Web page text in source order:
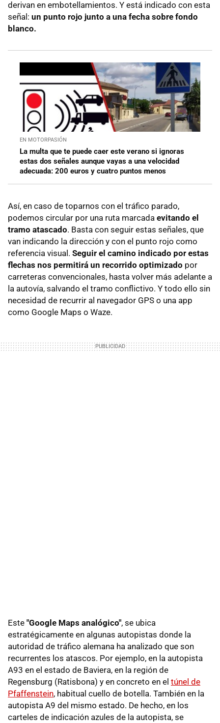
derivan en embotellamientos. Y está indicado con esta
señal: un punto rojo junto a una fecha sobre fondo
blanco.
EN MOTORPASIÓN
La multa que te puede caer este verano si ignoras
estas dos señales aunque vayas a una velocidad
adecuada: 200 euros y cuatro puntos menos
Así, en caso de toparnos con el tráfico parado,
podemos circular por una ruta marcada evitando el
tramo atascado. Basta con seguir estas señales, que
van indicando la dirección y con el punto rojo como
referencia visual. Seguir el camino indicado por estas
flechas nos permitirá un recorrido optimizado por
carreteras convencionales, hasta volver más adelante a
la autovía, salvando el tramo conflictivo. Y todo ello sin
necesidad de recurrir al navegador GPS o una app
como Google Maps o Waze.
Este "Google Maps analógico", se ubica
estratégicamente en algunas autopistas donde la
autoridad de tráfico alemana ha analizado que son
recurrentes los atascos. Por ejemplo, en la autopista
A93 en el estado de Baviera, en la región de
Regensburg (Ratisbona) y en concreto en el túnel de
Pfaffenstein, habitual cuello de botella. También en la
autopista A9 del mismo estado. De hecho, en los
carteles de indicación azules de la autopista, se